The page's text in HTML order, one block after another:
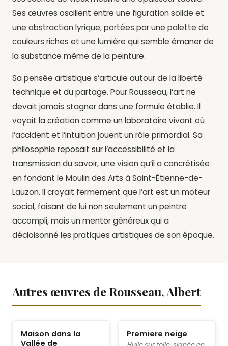
Ses œuvres oscillent entre une figuration solide et
une abstraction lyrique, portées par une palette de
couleurs riches et une lumière qui semble émaner de
la substance même de la peinture.
Sa pensée artistique s’articule autour de la liberté
technique et du partage. Pour Rousseau, l’art ne
devait jamais stagner dans une formule établie. Il
voyait la création comme un laboratoire vivant où
l’accident et l’intuition jouent un rôle primordial. Sa
philosophie reposait sur l’accessibilité et la
transmission du savoir, une vision qu’il a concrétisée
en fondant le Moulin des Arts à Saint-Étienne-de-
Lauzon. Il croyait fermement que l’art est un moteur
social, faisant de lui non seulement un peintre
accompli, mais un mentor généreux qui a
décloisonné les pratiques artistiques de son époque.
Autres œuvres de Rousseau, Albert
Maison dans la
Vallée de
Premiere neige